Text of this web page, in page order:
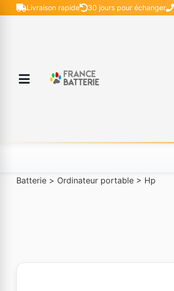
Livraison rapide 30 jours pour échanger
Batterie > Ordinateur portable > Hp